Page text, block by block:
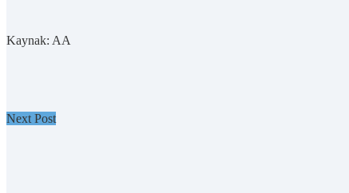
Kaynak: AA
Next Post